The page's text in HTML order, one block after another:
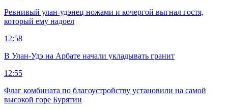
Ревнивый улан-удэнец ножами и кочергой выгнал гостя,
который ему надоел
12:58
В Улан-Удэ на Арбате начали укладывать гранит
12:55
Флаг комбината по благоустройству установили на самой
высокой горе Бурятии